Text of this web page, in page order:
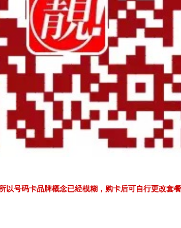
以号码卡品牌概念已经模糊，购卡后可自行更改套